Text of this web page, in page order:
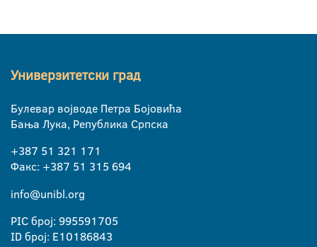
Универзитетски град
Булевар војводе Петра Бојовића
Бања Лука, Република Српска
+387 51 321 171
Факс: +387 51 315 694
info@unibl.org
PIC број: 995591705
ID број: E10186843